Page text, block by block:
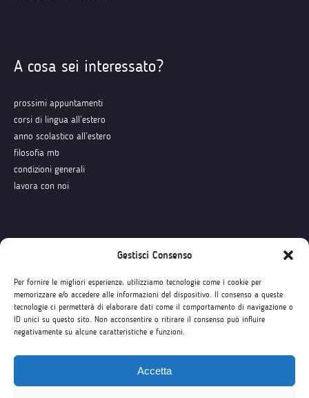
Gestisci Consenso
Per fornire le migliori esperienze, utilizziamo tecnologie come i cookie per
memorizzare e/o accedere alle informazioni del dispositivo. Il consenso a queste
tecnologie ci permetterà di elaborare dati come il comportamento di navigazione o
ID unici su questo sito. Non acconsentire o ritirare il consenso può influire
negativamente su alcune caratteristiche e funzioni.
Accetta
A cosa sei interessato?
prossimi appuntamenti
corsi di lingua all’estero
anno scolastico all’estero
filosofia mb
condizioni generali
lavora con noi